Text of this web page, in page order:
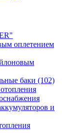
оплетением
баки (102)
и